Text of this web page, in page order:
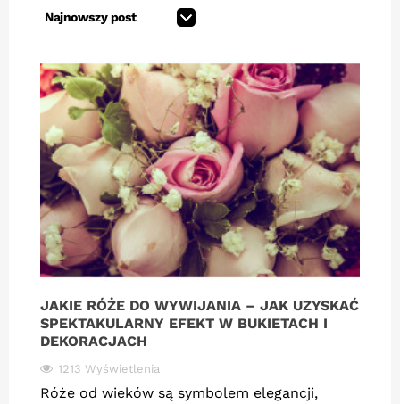
JAKIE RÓŻE DO WYWIJANIA – JAK UZYSKAĆ
SPEKTAKULARNY EFEKT W BUKIETACH I
DEKORACJACH
1213 Wyświetlenia
Róże od wieków są symbolem elegancji,